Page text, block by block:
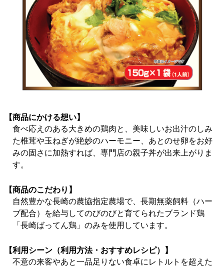
【商品にかける想い】
食べ応えのある大きめの鶏肉と、美味しいお出汁のしみ
た椎茸や玉ねぎが絶妙のハーモニー、あとのせ卵をお好
みの固さに加熱すれば、専門店の親子丼が出来上がりま
す。
【商品のこだわり】
自然豊かな長崎の農協指定農場で、長期無薬飼料（ハー
ブ配合）を給与してのびのびと育てられたブランド鶏
「長崎ばってん鶏」のみを使用しています。
【利用シーン（利用方法・おすすめレシピ）】
不意の来客やあと一品足りない食卓にレトルトを超えた